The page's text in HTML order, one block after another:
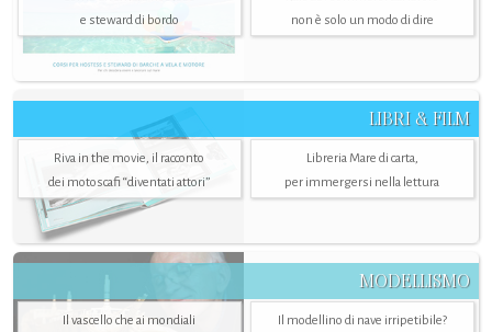
e steward di bordo
non è solo un modo di dire
LIBRI & FILM
Riva in the movie, il racconto
dei motoscafi “diventati attori”
Libreria Mare di carta,
per immergersi nella lettura
MODELLISMO
Il vascello che ai mondiali
Il modellino di nave irripetibile?